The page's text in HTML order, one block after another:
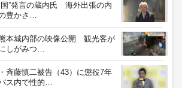
国”発言の蔵内氏 海外出張の内
豊かさ…
本城内部の映像公開 観光客が
しがみつ…
斉藤慎二被告（43）に懲役7年
ス内で性的…